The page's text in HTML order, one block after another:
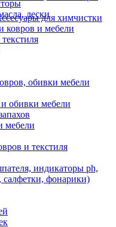
лескидля химчистки
ковров и мебели
обивки мебели
обивки мебели
мебели
и текстиля
индикаторы ph,
салфетки, фонарики)